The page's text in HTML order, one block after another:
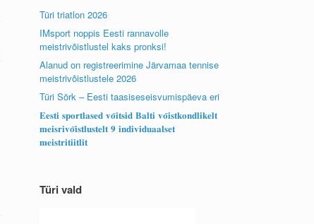
Türi triatlon 2026
IMsport noppis Eesti rannavolle
meistrivõistlustel kaks pronksi!
Alanud on registreerimine Järvamaa tennise
meistrivõistlustele 2026
Türi Sörk – Eesti taasiseseisvumispäeva eri
𝐄𝐞𝐬𝐭𝐢 𝐬𝐩𝐨𝐫𝐭𝐥𝐚𝐬𝐞𝐝 𝐯𝐨̃𝐢𝐭𝐬𝐢𝐝 𝐁𝐚𝐥𝐭𝐢 𝐯𝐨̃𝐢𝐬𝐭𝐤𝐨𝐧𝐝𝐥𝐢𝐤𝐞𝐥𝐭
𝐦𝐞𝐢𝐬𝐫𝐢𝐯𝐨̃𝐢𝐬𝐭𝐥𝐮𝐬𝐭𝐞𝐥𝐭 𝟗 𝐢𝐧𝐝𝐢𝐯𝐢𝐝𝐮𝐚𝐚𝐥𝐬𝐞𝐭
𝐦𝐞𝐢𝐬𝐭𝐫𝐢𝐭𝐢𝐢𝐭𝐥𝐢𝐭
Türi vald